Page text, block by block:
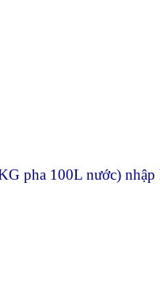
pha 100L nước) nhập